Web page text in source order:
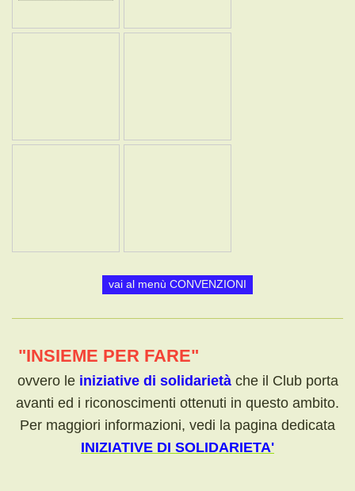
vai al menù CONVENZIONI
"INSIEME PER FARE"
ovvero le iniziative di solidarietàche il Club porta
avanti ed i riconoscimenti ottenuti in questo ambito.
Per maggiori informazioni, vedi la pagina dedicata
INIZIATIVE DI SOLIDARIETA'